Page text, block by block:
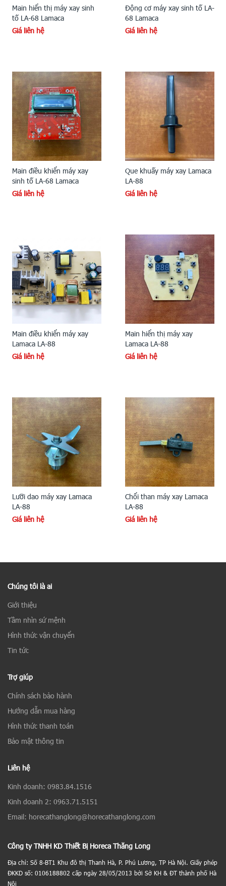
Main hiển thị máy xay sinh
tố LA-68 Lamaca
Giá liên hệ
Động cơ máy xay sinh tố LA-
68 Lamaca
Giá liên hệ
Main điều khiển máy xay
sinh tố LA-68 Lamaca
Giá liên hệ
Que khuấy máy xay Lamaca
LA-88
Giá liên hệ
Main điều khiển máy xay
Lamaca LA-88
Giá liên hệ
Main hiển thị máy xay
Lamaca LA-88
Giá liên hệ
Lưỡi dao máy xay Lamaca
LA-88
Giá liên hệ
Chổi than máy xay Lamaca
LA-88
Giá liên hệ
Chúng tôi là ai
Giới thiệu
Tầm nhìn sứ mệnh
Hình thức vận chuyển
Tin tức
Trợ giúp
Chính sách bảo hành
Hướng dẫn mua hàng
Hình thức thanh toán
Bảo mật thông tin
Liên hệ
Kinh doanh: 0983.84.1516
Kinh doanh 2: 0963.71.5151
Email: horecathanglong@horecathanglong.com
Công ty TNHH KD Thiết Bị Horeca Thăng Long
Địa chỉ: Số 8-BT1 Khu đô thị Thanh Hà, P. Phú Lương, TP Hà Nội. Giấy phép
ĐKKD số: 0106188802 cấp ngày 28/05/2013 bởi Sở KH & ĐT thành phố Hà
Nội